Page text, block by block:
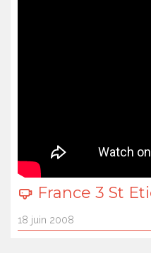
France 3 St
18 juin 2008